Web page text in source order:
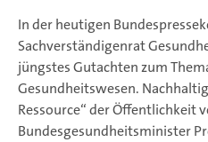
In der heutigen
Sachverständigenrat
jüngstes Gutachten zum
Gesundheitswesen.
Ressource“ der Öffentlichkeit
Bundesgesundheitsminister